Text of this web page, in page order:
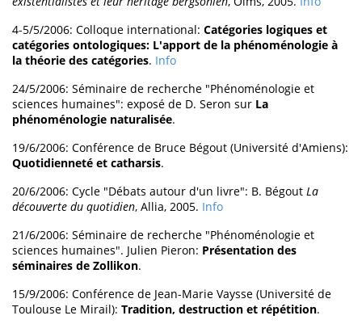
4-5/5/2006: Colloque international: Catégories logiques et
catégories ontologiques: L'apport de la phénoménologie à
la théorie des catégories. Info
24/5/2006: Séminaire de recherche "Phénoménologie et
sciences humaines": exposé de D. Seron sur La
phénoménologie naturalisée.
19/6/2006: Conférence de Bruce Bégout (Université d'Amiens):
Quotidienneté et catharsis.
20/6/2006: Cycle "Débats autour d'un livre": B. Bégout La
découverte du quotidien, Allia, 2005. Info
21/6/2006: Séminaire de recherche "Phénoménologie et
sciences humaines". Julien Pieron: Présentation des
séminaires de Zollikon.
15/9/2006: Conférence de Jean-Marie Vaysse (Université de
Toulouse Le Mirail): Tradition, destruction et répétition.